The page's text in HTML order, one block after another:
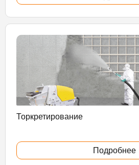
Торкретирование
Подробнее